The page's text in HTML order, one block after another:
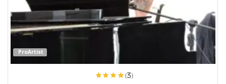
ProArtist
(3)